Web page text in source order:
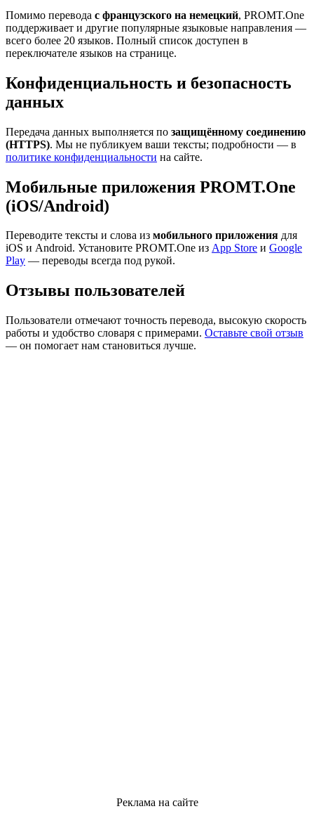
Помимо перевода с французского на немецкий, PROMT.One
поддерживает и другие популярные языковые направления —
всего более 20 языков. Полный список доступен в
переключателе языков на странице.
Конфиденциальность и безопасность
данных
Передача данных выполняется по защищённому соединению
(HTTPS). Мы не публикуем ваши тексты; подробности — в
политике конфиденциальности на сайте.
Мобильные приложения PROMT.One
(iOS/Android)
Переводите тексты и слова из мобильного приложения для
iOS и Android. Установите PROMT.One из App Store и Google
Play — переводы всегда под рукой.
Отзывы пользователей
Пользователи отмечают точность перевода, высокую скорость
работы и удобство словаря с примерами. Оставьте свой отзыв
— он помогает нам становиться лучше.
Реклама на сайте